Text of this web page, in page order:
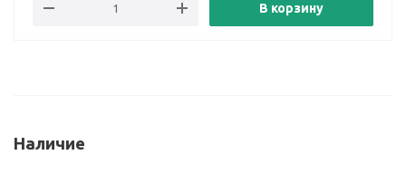
В корзину
Наличие